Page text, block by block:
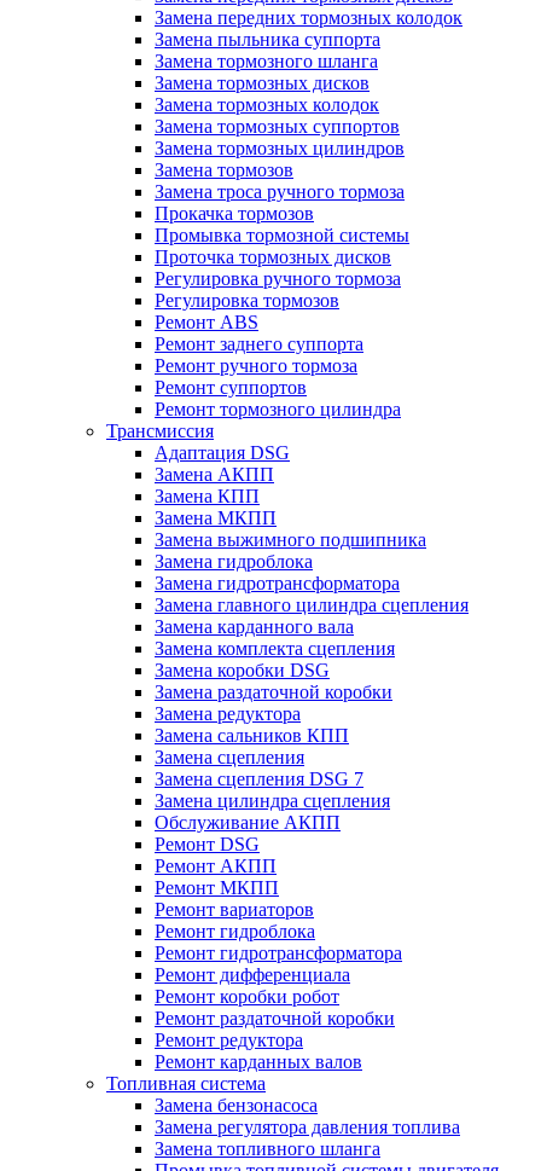
Замена передних тормозных колодок
Замена пыльника суппорта
Замена тормозного шланга
Замена тормозных дисков
Замена тормозных колодок
Замена тормозных суппортов
Замена тормозных цилиндров
Замена тормозов
Замена троса ручного тормоза
Прокачка тормозов
Промывка тормозной системы
Проточка тормозных дисков
Регулировка ручного тормоза
Регулировка тормозов
Ремонт ABS
Ремонт заднего суппорта
Ремонт ручного тормоза
Ремонт суппортов
Ремонт тормозного цилиндра
Трансмиссия
Адаптация DSG
Замена АКПП
Замена КПП
Замена МКПП
Замена выжимного подшипника
Замена гидроблока
Замена гидротрансформатора
Замена главного цилиндра сцепления
Замена карданного вала
Замена комплекта сцепления
Замена коробки DSG
Замена раздаточной коробки
Замена редуктора
Замена сальников КПП
Замена сцепления
Замена сцепления DSG 7
Замена цилиндра сцепления
Обслуживание АКПП
Ремонт DSG
Ремонт АКПП
Ремонт МКПП
Ремонт вариаторов
Ремонт гидроблока
Ремонт гидротрансформатора
Ремонт дифференциала
Ремонт коробки робот
Ремонт раздаточной коробки
Ремонт редуктора
Ремонт карданных валов
Топливная система
Замена бензонасоса
Замена регулятора давления топлива
Замена топливного шланга